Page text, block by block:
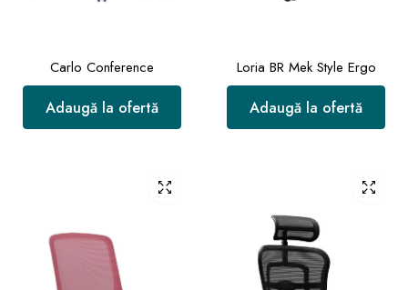
Carlo Conference
Adaugă la ofertă
Loria BR Mek Style Ergo
Adaugă la ofertă